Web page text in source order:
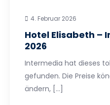
4. Februar 2026
Hotel Elisabeth –
2026
Intermedia hat dieses
gefunden. Die Preise
ändern, […]